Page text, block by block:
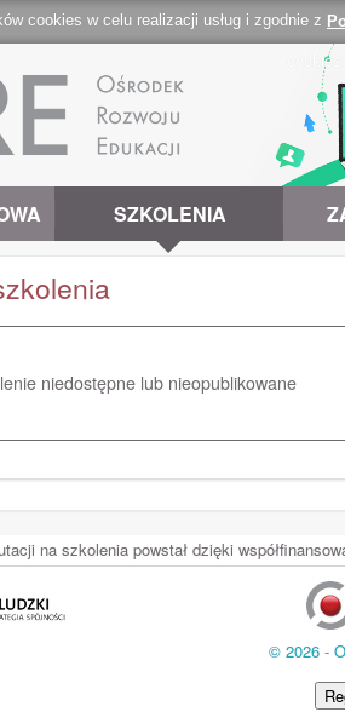
cookies w celu realizacji usług i zgodnie z
SZKOLENIA
niedostępne lub nieopublikowane
na szkolenia powstał dzięki
© 2026 -